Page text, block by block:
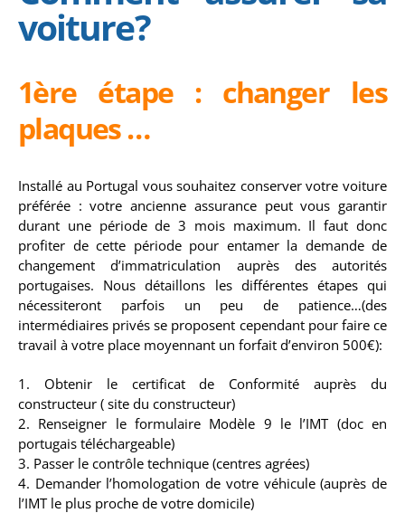
voiture?
1ère étape : changer les
plaques …
Installé au Portugal vous souhaitez conserver votre voiture
préférée : votre ancienne assurance peut vous garantir
durant une période de 3 mois maximum. Il faut donc
profiter de cette période pour entamer la demande de
changement d’immatriculation auprès des autorités
portugaises. Nous détaillons les différentes étapes qui
nécessiteront parfois un peu de patience…(des
intermédiaires privés se proposent cependant pour faire ce
travail à votre place moyennant un forfait d’environ 500€):
1. Obtenir le certificat de Conformité auprès du
constructeur ( site du constructeur)
2. Renseigner le formulaire Modèle 9 le l’IMT (doc en
portugais téléchargeable)
3. Passer le contrôle technique (centres agrées)
4. Demander l’homologation de votre véhicule (auprès de
l’IMT le plus proche de votre domicile)